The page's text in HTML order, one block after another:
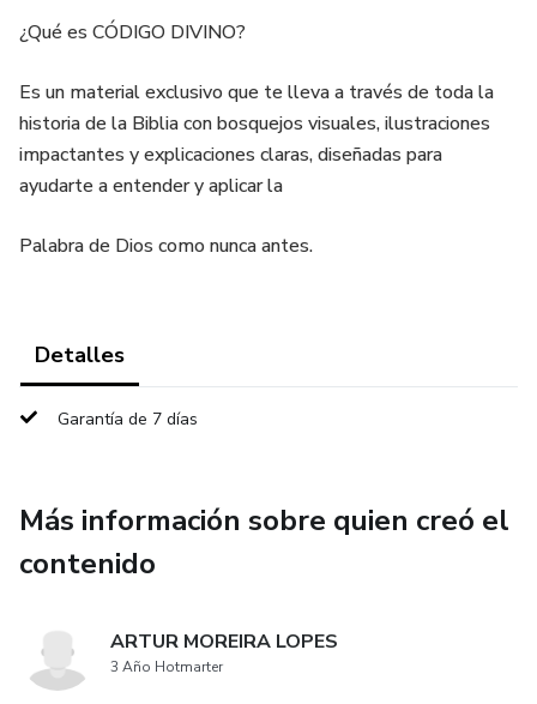
¿Qué es CÓDIGO DIVINO?
Es un material exclusivo que te lleva a través de toda la
historia de la Biblia con bosquejos visuales, ilustraciones
impactantes y explicaciones claras, diseñadas para
ayudarte a entender y aplicar la
Palabra de Dios como nunca antes.
Detalles
Garantía de 7 días
Más información sobre quien creó el
contenido
ARTUR MOREIRA LOPES
3 Año Hotmarter